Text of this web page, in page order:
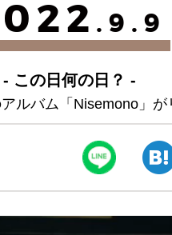
.9.9
- この日何の日？ -
ルバム「Nisemono」